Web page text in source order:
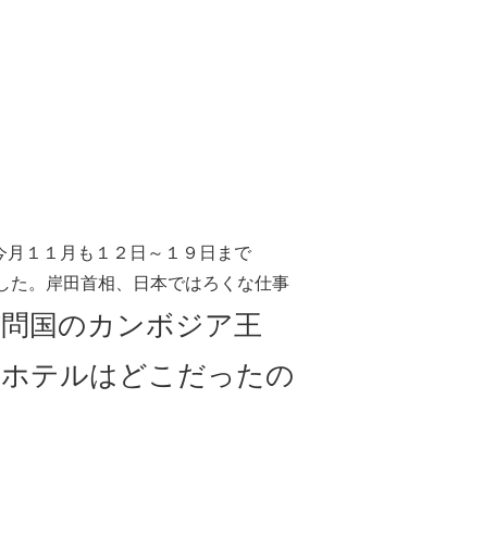
１１月も１２日～１９日まで
。岸田首相、日本ではろくな仕事
国のカンボジア王
テルはどこだったの